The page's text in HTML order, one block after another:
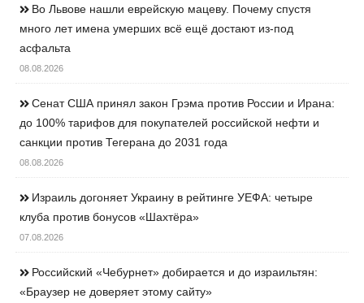
Во Львове нашли еврейскую мацеву. Почему спустя
много лет имена умерших всё ещё достают из-под
асфальта
08.08.2026
Сенат США принял закон Грэма против России и Ирана:
до 100% тарифов для покупателей российской нефти и
санкции против Тегерана до 2031 года
08.08.2026
Израиль догоняет Украину в рейтинге УЕФА: четыре
клуба против бонусов «Шахтёра»
07.08.2026
Российский «Чебурнет» добирается и до израильтян:
«Браузер не доверяет этому сайту»